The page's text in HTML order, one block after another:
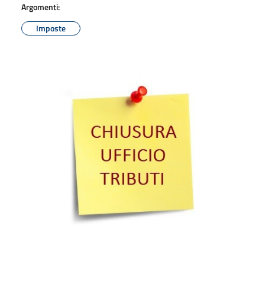
Argomenti:
Imposte